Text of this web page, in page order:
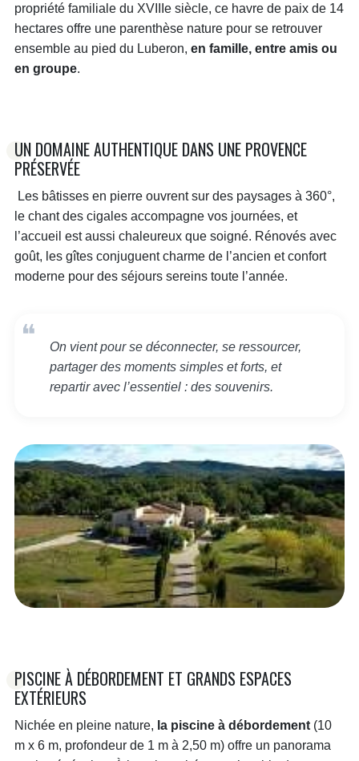
propriété familiale du XVIIIe siècle, ce havre de paix de 14
hectares offre une parenthèse nature pour se retrouver
ensemble au pied du Luberon, en famille, entre amis ou
en groupe.
UN DOMAINE AUTHENTIQUE DANS UNE PROVENCE
PRÉSERVÉE
Les bâtisses en pierre ouvrent sur des paysages à 360°,
le chant des cigales accompagne vos journées, et
l’accueil est aussi chaleureux que soigné. Rénovés avec
goût, les gîtes conjuguent charme de l’ancien et confort
moderne pour des séjours sereins toute l’année.
On vient pour se déconnecter, se ressourcer,
partager des moments simples et forts, et
repartir avec l’essentiel : des souvenirs.
PISCINE À DÉBORDEMENT ET GRANDS ESPACES
EXTÉRIEURS
Nichée en pleine nature, la piscine à débordement(10
m x 6 m, profondeur de 1 m à 2,50 m) offre un panorama